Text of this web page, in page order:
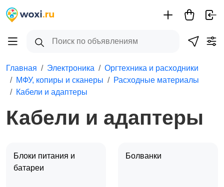
Главная Электроника
Оргтехника и расходники
МФУ, копиры и сканеры
Расходные материалы
Кабели и адаптеры
Кабели и адаптеры
Блоки питания и
батареи
Болванки